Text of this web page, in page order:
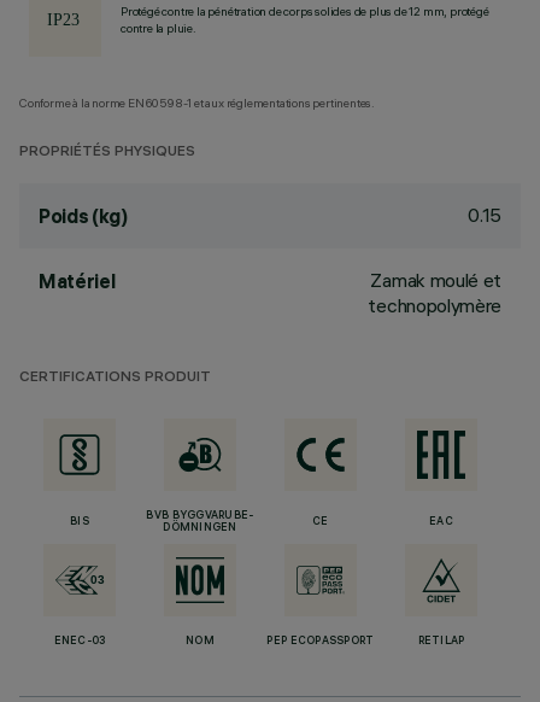
Protégé contre la pénétration de corps solides de plus de 12 mm, protégé
contre la pluie.
Conforme à la norme EN60598-1 et aux réglementations pertinentes.
PROPRIÉTÉS PHYSIQUES
Poids (kg) 0.15
Matériel
Zamak moulé et
technopolymère
CERTIFICATIONS PRODUIT
BIS
BVB BYGGVARUBE-
DÖMNINGEN
CE EAC
ENEC-03 NOM PEP ECOPASSPORT RETILAP